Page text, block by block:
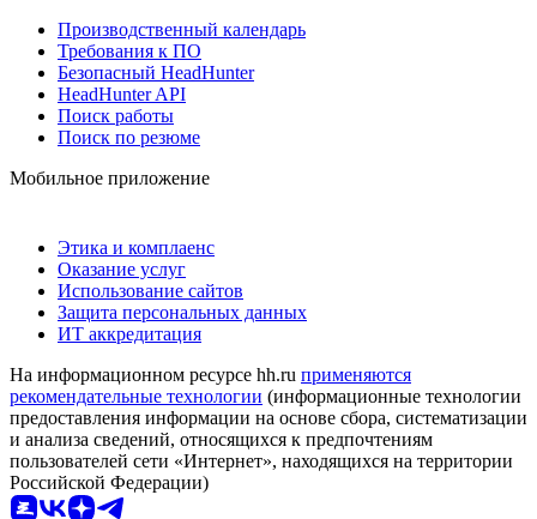
Производственный календарь
Требования к ПО
Безопасный HeadHunter
HeadHunter API
Поиск работы
Поиск по резюме
Мобильное приложение
Этика и комплаенс
Оказание услуг
Использование сайтов
Защита персональных данных
ИТ аккредитация
На информационном ресурсе hh.ru применяются
рекомендательные технологии (информационные технологии
предоставления информации на основе сбора, систематизации
и анализа сведений, относящихся к предпочтениям
пользователей сети «Интернет», находящихся на территории
Российской Федерации)